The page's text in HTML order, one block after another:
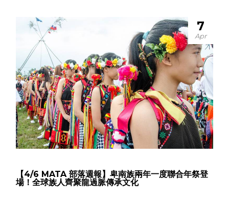
7
Apr
【4/6 MATA 部落週報】卑南族兩年一度聯合年祭登
場！全球族人齊聚龍過脈傳承文化